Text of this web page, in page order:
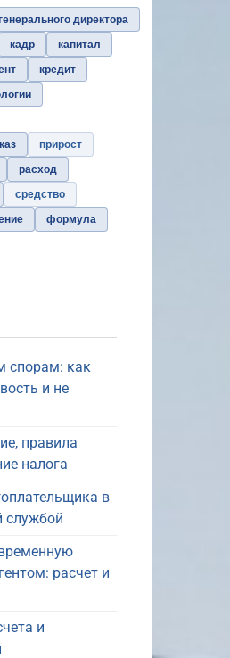
директора
кадр
капитал
кредит
прирост
расход
средство
формула
спорам: как
и не
правила
налога
в
службой
расчет и
и